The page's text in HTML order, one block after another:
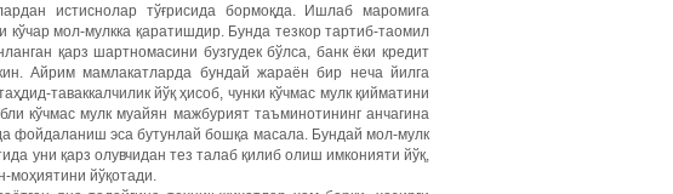
истиснолар тўғрисида бормоқда. Ишлаб маромига
мол-мулкка қаратишдир. Бунда тезкор тартиб-таомил
қарз шартномасини бузгудек бўлса, банк ёки кредит
Айрим мамлакатларда бундай жараён бир неча йилга
таваккалчилик йўқ ҳисоб, чунки кўчмас мулк қийматини
кўчмас мулк муайян мажбурият таъминотининг анчагина
фойдаланиш эса бутунлай бошқа масала. Бундай мол-мулк
уни қарз олувчидан тез талаб қилиб олиш имконияти йўқ,
моҳиятини йўқотади.